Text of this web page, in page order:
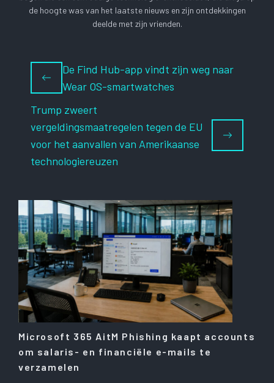
de hoogte was van het laatste nieuws en zijn ontdekkingen
deelde met zijn vrienden.
De Find Hub-app vindt zijn weg naar
Wear OS-smartwatches
Trump zweert
vergeldingsmaatregelen tegen de EU
voor het aanvallen van Amerikaanse
technologiereuzen
Microsoft 365 AitM Phishing kaapt accounts
om salaris- en financiële e-mails te
verzamelen